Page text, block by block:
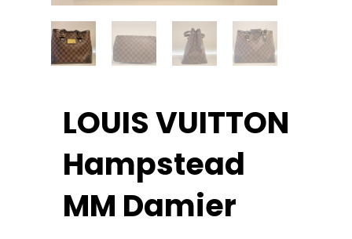
LOUIS VUITTON
Hampstead
MM Damier